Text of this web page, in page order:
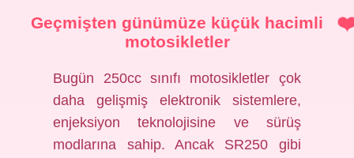
Geçmişten günümüze küçük hacimli
motosikletler
Bugün 250cc sınıfı motosikletler çok
daha gelişmiş elektronik sistemlere,
enjeksiyon teknolojisine ve sürüş
modlarına sahip. Ancak SR250 gibi